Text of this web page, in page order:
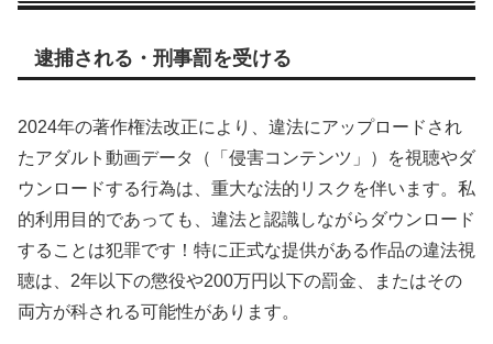
逮捕される・刑事罰を受ける
2024年の著作権法改正により、違法にアップロードされ
たアダルト動画データ（「侵害コンテンツ」）を視聴やダ
ウンロードする行為は、重大な法的リスクを伴います。私
的利用目的であっても、違法と認識しながらダウンロード
することは犯罪です！特に正式な提供がある作品の違法視
聴は、2年以下の懲役や200万円以下の罰金、またはその
両方が科される可能性があります。